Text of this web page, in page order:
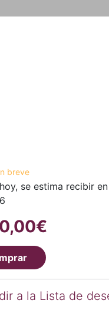
breve
se estima recibir
a la Lista de